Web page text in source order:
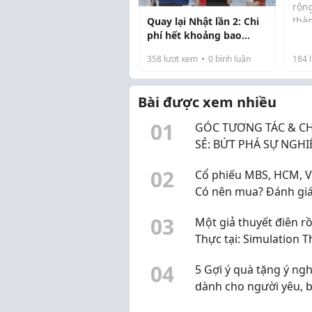
Quay lại Nhật lần 2: Chi
phí hết khoảng bao
chương trình?
358 lượt xem 0 bình luận
lựa
184
Bài được xem nhiều
01
GÓC TƯƠNG TÁC &
SẺ: BỨT PHÁ SỰ
TIMVIEC365!
02
Cổ phiếu MBS, HCM,
Có nên mua? Đánh giá
lợi nhuận quý 3 năm
03
Một giả thuyết điên
Thực tại: Simulation
04
5 Gợi ý quà tặng ý
dành cho người yêu,